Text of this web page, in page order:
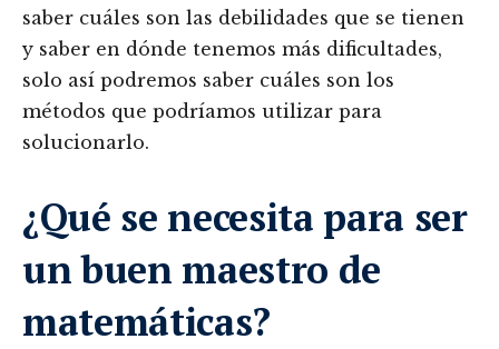
saber cuáles son las debilidades que se tienen
y saber en dónde tenemos más dificultades,
solo así podremos saber cuáles son los
métodos que podríamos utilizar para
solucionarlo.
¿Qué se necesita para ser
un buen maestro de
matemáticas?